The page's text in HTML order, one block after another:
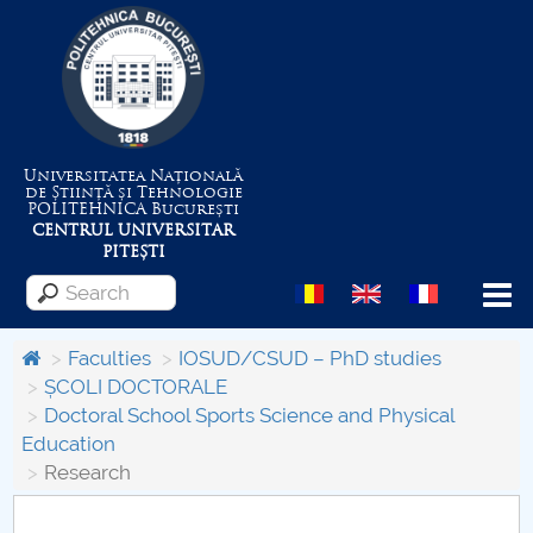
Universitatea Națională
de Știință și Tehnologie
POLITEHNICABucurești
CENTRUL UNIVERSITAR
PITEȘTI
Menu
About the University
Centrul de Management al Proiectelor
Faculties
IOSUD/CSUD – PhD studies
ȘCOLI DOCTORALE
Doctoral School Sports Science and Physical
Education
Research